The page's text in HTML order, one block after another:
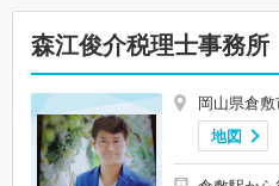
森江俊介税理士事務所
岡山県倉
地図